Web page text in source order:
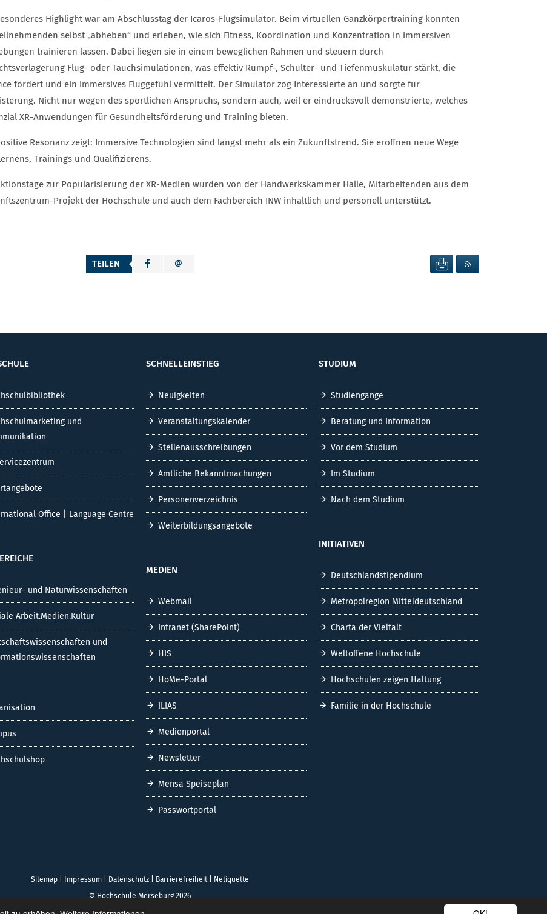
Highlight war am Abschlusstag der Icaros-Flugsimulator. Beim virtuellen Ganzkörpertraining konnten
selbst „abheben“ und erleben, wie sich Fitness, Koordination und Konzentration in immersiven
trainieren lassen. Dabei liegen sie in einem beweglichen Rahmen und steuern durch
Flug- oder Tauchsimulationen, was effektiv Rumpf-, Schulter- und Tiefenmuskulatur stärkt, die
fördert und ein immersives Fluggefühl vermittelt. Der Simulator zog Interessierte an und sorgte für
Nicht nur wegen des sportlichen Anspruchs, sondern auch, weil er eindrucksvoll demonstrierte, welches
XR-Anwendungen für Gesundheitsförderung und Training bieten.
Resonanz zeigt: Immersive Technologien sind längst mehr als ein Zukunftstrend. Sie eröffnen neue Wege
Trainings und Qualifizierens.
zur Popularisierung der XR-Medien wurden von der Handwerkskammer Halle, Mitarbeitenden aus dem
Projekt der Hochschule und auch dem Fachbereich INW inhaltlich und personell unterstützt.
TEILEN SEITE DRUCKEN
und
Office | Language Centre
und Naturwissenschaften
Arbeit.Medien.Kultur
und
SCHNELLEINSTIEG
Neuigkeiten
Veranstaltungskalender
Stellenausschreibungen
Amtliche Bekanntmachungen
Personenverzeichnis
Weiterbildungsangebote
MEDIEN
Webmail
Intranet (SharePoint)
HIS
HoMe-Portal
ILIAS
Medienportal
Newsletter
Mensa Speiseplan
Passwortportal
STUDIUM
Studiengänge
Beratung und Information
Vor dem Studium
Im Studium
Nach dem Studium
INITIATIVEN
Deutschlandstipendium
Metropolregion Mitteldeutschland
Charta der Vielfalt
Weltoffene Hochschule
Hochschulen zeigen Haltung
Familie in der Hochschule
Sitemap Impressum Datenschutz Barrierefreiheit|
Netiquette
© Hochschule Merseburg 2026